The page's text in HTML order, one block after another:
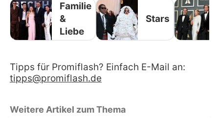
Familie
&
Liebe
Stars
Tipps für Promiflash? Einfach E-Mail an:
tipps@promiflash.de
Weitere Artikel zum Thema